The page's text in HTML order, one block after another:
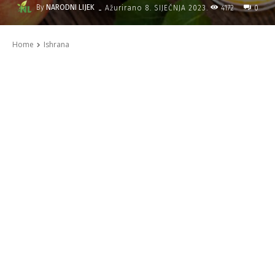
By NARODNI LIJEK - Ažurirano 8. SIJEČNJA 2023. 4172 0
Home Ishrana